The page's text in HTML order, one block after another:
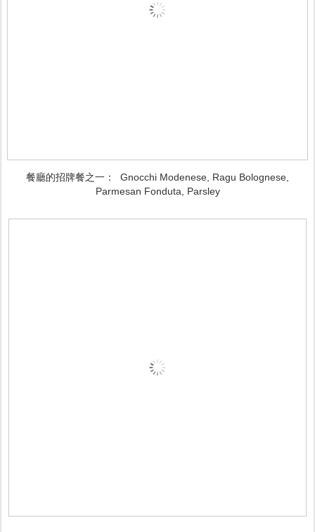
餐廳的招牌餐之一：
Gnocchi Modenese, Ragu Bolognese,
Parmesan Fonduta, Parsley